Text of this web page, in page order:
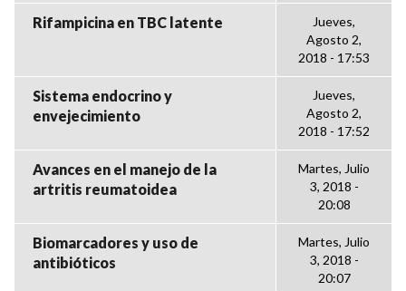
Rifampicina en TBC latente
Jueves,
Agosto 2,
2018 - 17:53
Sistema endocrino y
envejecimiento
Jueves,
Agosto 2,
2018 - 17:52
Avances en el manejo de la
artritis reumatoidea
Martes, Julio
3, 2018 -
20:08
Biomarcadores y uso de
antibióticos
Martes, Julio
3, 2018 -
20:07